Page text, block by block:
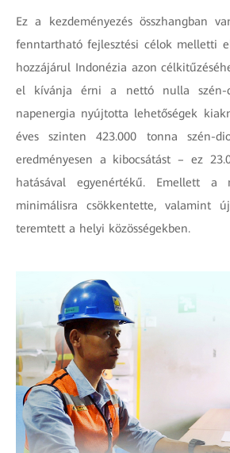
Ez a kezdeményezés összhangban
fenntartható fejlesztési célok melletti
hozzájárul Indonézia azon
el kívánja érni a nettó nulla szén-
napenergia nyújtotta lehetőségek
éves szinten 423.000 tonna szén-
eredményesen a kibocsátást – ez
hatásával egyenértékű. Emellett
minimálisra csökkentette, valamint
teremtett a helyi közösségekben.